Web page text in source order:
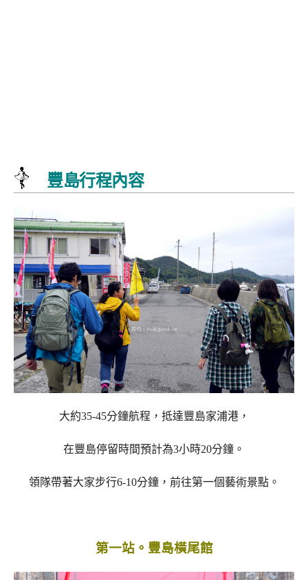
豐島行程內容
大約35-45分鐘航程，抵達豐島家浦港，
在豐島停留時間預計為3小時20分鐘。
領隊帶著大家步行6-10分鐘，前往第一個藝術景點。
第一站。豐島橫尾館